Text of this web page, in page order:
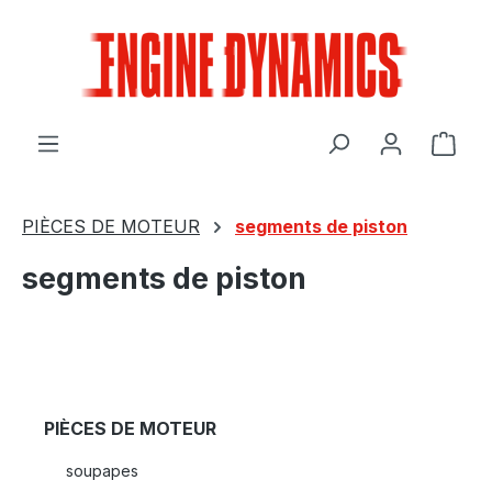
Le
PIÈCES DE MOTEUR segments de piston
segments de piston
PIÈCES DE MOTEUR
soupapes